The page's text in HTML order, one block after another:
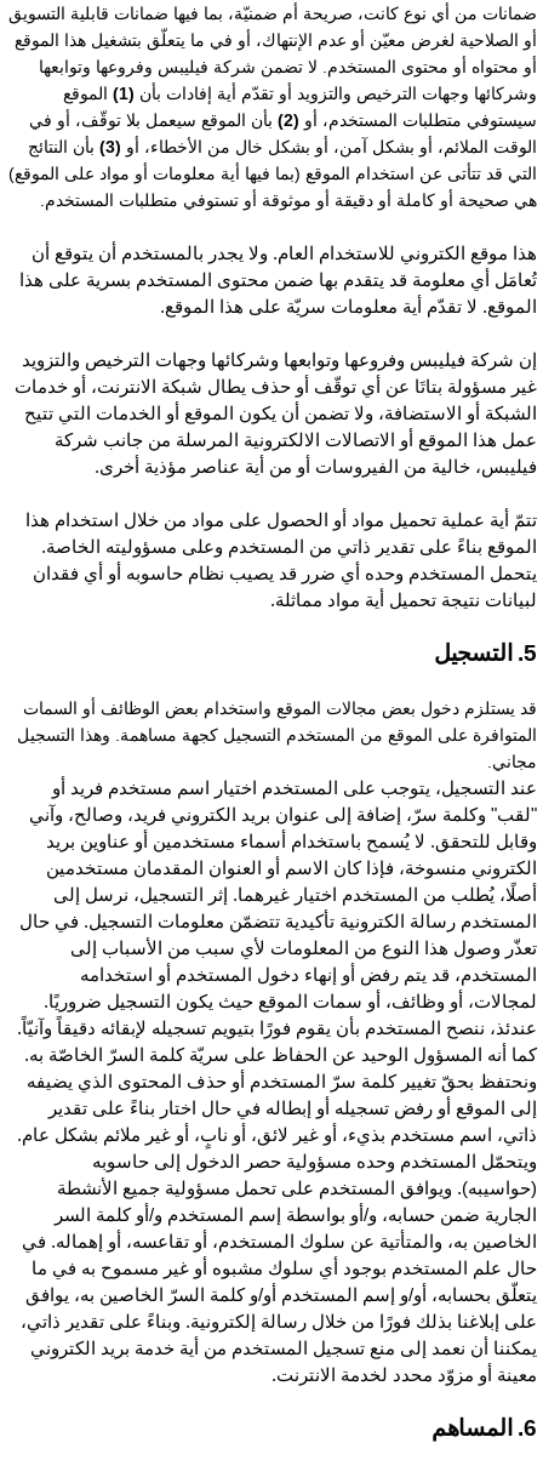
من أي نوع كانت، صريحة أم ضمنيّة، بما فيها ضمانات قابلية التسويق
الصلاحية لغرض معيّن أو عدم الإنتهاك، أو في ما يتعلّق بتشغيل هذا الموقع
محتواه أو محتوى المستخدم. لا تضمن شركة فيليبس وفروعها وتوابعها
وجهات الترخيص والتزويد أو تقدّم أية إفادات بأن(1)
الموقع
متطلبات المستخدم، أو(2)
بأن الموقع سيعمل بلا توقّف، أو في
الملائم، أو بشكل آمن، أو بشكل خال من الأخطاء، أو(3)
بأن النتائج
قد تتأتى عن استخدام الموقع (بما فيها أية معلومات أو مواد على الموقع)
صحيحة أو كاملة أو دقيقة أو موثوقة أو تستوفي متطلبات المستخدم.
موقع الكتروني للاستخدام العام. ولا يجدر بالمستخدم أن يتوقع أن
أي معلومة قد يتقدم بها ضمن محتوى المستخدم بسرية على هذا
لا تقدّم أية معلومات سريّة على هذا الموقع.
شركة فيليبس وفروعها وتوابعها وشركائها وجهات الترخيص والتزويد
مسؤولة بتاتَا عن أي توقّف أو حذف يطال شبكة الانترنت، أو خدمات
أو الاستضافة، ولا تضمن أن يكون الموقع أو الخدمات التي تتيح
هذا الموقع أو الاتصالات الالكترونية المرسلة من جانب شركة
خالية من الفيروسات أو من أية عناصر مؤذية أخرى.
أية عملية تحميل مواد أو الحصول على مواد من خلال استخدام هذا
بناءً على تقدير ذاتي من المستخدم وعلى مسؤوليته الخاصة.
المستخدم وحده أي ضرر قد يصيب نظام حاسوبه أو أي فقدان
نتيجة تحميل أية مواد مماثلة.
يستلزم دخول بعض مجالات الموقع واستخدام بعض الوظائف أو السمات
على الموقع من المستخدم التسجيل كجهة مساهمة. وهذا التسجيل
التسجيل، يتوجب على المستخدم اختيار اسم مستخدم فريد أو
وكلمة سرّ، إضافة إلى عنوان بريد الكتروني فريد، وصالح، وآني
للتحقق. لا يُسمح باستخدام أسماء مستخدمين أو عناوين بريد
منسوخة، فإذا كان الاسم أو العنوان المقدمان مستخدمين
يُطلب من المستخدم اختيار غيرهما. إثر التسجيل، نرسل إلى
رسالة الكترونية تأكيدية تتضمّن معلومات التسجيل. في حال
وصول هذا النوع من المعلومات لأي سبب من الأسباب إلى
قد يتم رفض أو إنهاء دخول المستخدم أو استخدامه
أو وظائف، أو سمات الموقع حيث يكون التسجيل ضروريًا.
ننصح المستخدم بأن يقوم فورًا بتيويم تسجيله لإبقائه دقيقاً وآنيّاً.
أنه المسؤول الوحيد عن الحفاظ على سريّة كلمة السرّ الخاصّة به.
بحقّ تغيير كلمة سرّ المستخدم أو حذف المحتوى الذي يضيفه
الموقع أو رفض تسجيله أو إبطاله في حال اختار بناءً على تقدير
اسم مستخدم بذيء، أو غير لائق، أو نابٍ، أو غير ملائم بشكل عام.
المستخدم وحده مسؤولية حصر الدخول إلى حاسوبه
ويوافق المستخدم على تحمل مسؤولية جميع الأنشطة
ضمن حسابه، و/أو بواسطة إسم المستخدم و/أو كلمة السر
به، والمتأتية عن سلوك المستخدم، أو تقاعسه، أو إهماله. في
علم المستخدم بوجود أي سلوك مشبوه أو غير مسموح به في ما
بحسابه، أو/و إسم المستخدم أو/و كلمة السرّ الخاصين به، يوافق
إبلاغنا بذلك فورًا من خلال رسالة إلكترونية. وبناءً على تقدير ذاتي،
أن نعمد إلى منع تسجيل المستخدم من أية خدمة بريد الكتروني
أو مزوّد محدد لخدمة الانترنت.